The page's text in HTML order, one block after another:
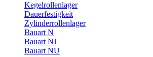
Kegelrollenlager
Dauerfestigkeit
Zylinderrollenlager
Bauart N
Bauart NJ
Bauart NU